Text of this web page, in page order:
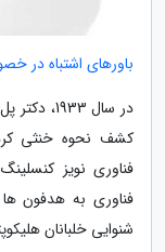
باورهای اشتباه در
در سال
کشف نحوه خنثی
فناوری نویز
فناوری به هدفون
شنوایی خلبانان